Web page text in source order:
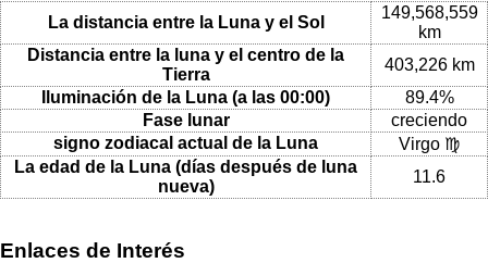
La distancia entre la Luna y el Sol
149,568,559
km
Distancia entre la luna y el centro de la
Tierra
403,226 km
Iluminación de la Luna (a las 00:00)
89.4%
Fase lunar
creciendo
signo zodiacal actual de la Luna
Virgo ♍
La edad de la Luna (días después de luna
nueva)
11.6
Enlaces de Interés